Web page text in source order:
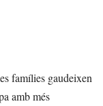
famílies gaudeixen
amb més